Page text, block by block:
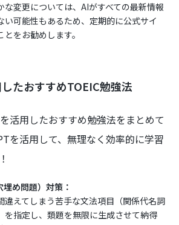
な変更については、AIがすべての最新情報
い可能性もあるため、定期的に公式サイ
とをお勧めします。
たおすすめTOEIC勉強法
活用したおすすめ勉強法をまとめて
を活用して、無理なく効率的に学習
め問題）対策：
違えてしまう苦手な文法項目（関係代名詞
を指定し、類題を無限に生成させて納得